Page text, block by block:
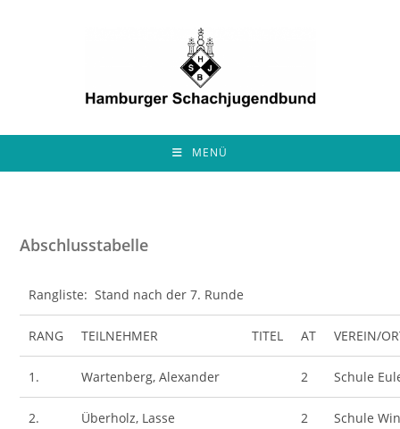
MENÜ
Abschlusstabelle
Rangliste: Stand nach der 7. Runde
RANG TEILNEHMER TITEL AT VEREIN/
1. Wartenberg, Alexander 2 Schule
2. Überholz, Lasse 2 Schule